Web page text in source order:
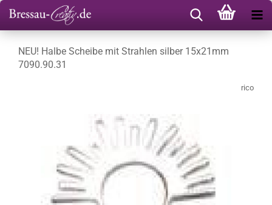
NEU! Halbe Scheibe mit Strahlen silber 15x21mm
7090.90.31
rico